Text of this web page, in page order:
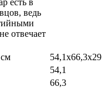
есть в
ведь
отвечает
54,1х66,3х29
54,1
66,3